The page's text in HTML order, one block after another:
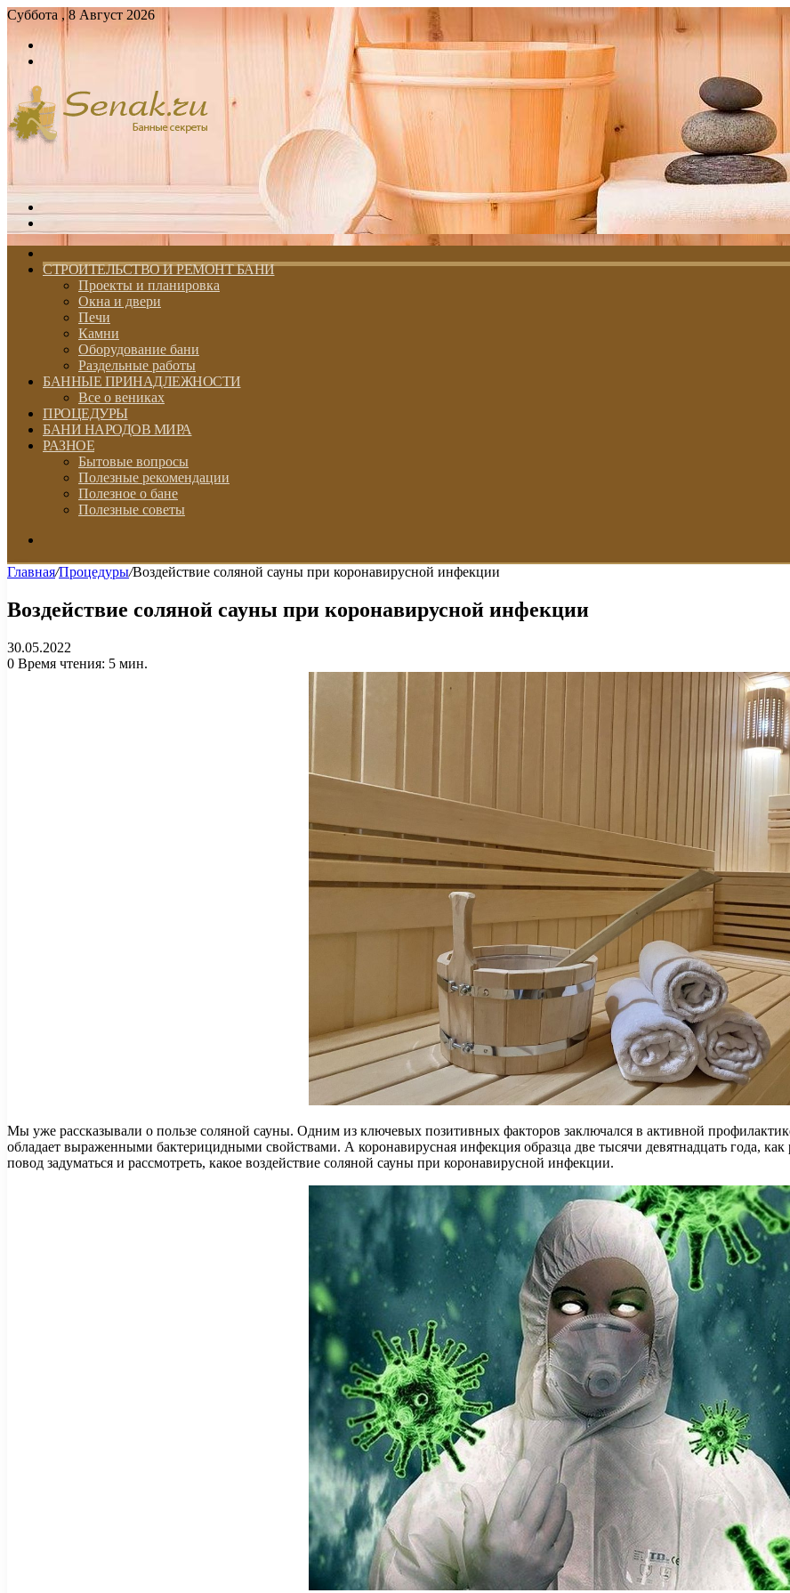
Суббота , 8 Август 2026
Войти
skin
СТРОИТЕЛЬСТВО И РЕМОНТ БАНИ
Проекты и планировка
Окна и двери
Печи
Камни
Оборудование бани
Раздельные работы
БАННЫЕ ПРИНАДЛЕЖНОСТИ
Все о вениках
ПРОЦЕДУРЫ
БАНИ НАРОДОВ МИРА
РАЗНОЕ
Бытовые вопросы
Полезные рекомендации
Полезное о бане
Полезные советы
Главная/Процедуры/Воздействие соляной сауны при коронавирусной инфекции
Воздействие соляной сауны при коронавирусной инфекции
30.05.2022
0 Время чтения: 5 мин.
Мы уже рассказывали о пользе соляной сауны. Одним из ключевых позитивных факторов заключался в активной
обладает выраженными бактерицидными свойствами. А коронавирусная инфекция образца две тысячи девятнадцать года,
повод задуматься и рассмотреть, какое воздействие соляной сауны при коронавирусной инфекции.